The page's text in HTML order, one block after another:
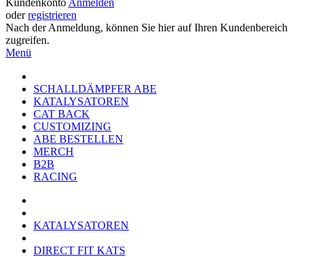
Kundenkonto Anmelden
oderregistrieren
Nach der Anmeldung, können Sie hier auf Ihren Kundenbereich
zugreifen.
Menü
SCHALLDÄMPFER ABE
KATALYSATOREN
CAT BACK
CUSTOMIZING
ABE BESTELLEN
MERCH
B2B
RACING
KATALYSATOREN
DIRECT FIT KATS